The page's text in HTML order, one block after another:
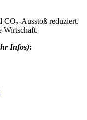
CO₂-Ausstoß reduziert.
Wirtschaft.
Infos):